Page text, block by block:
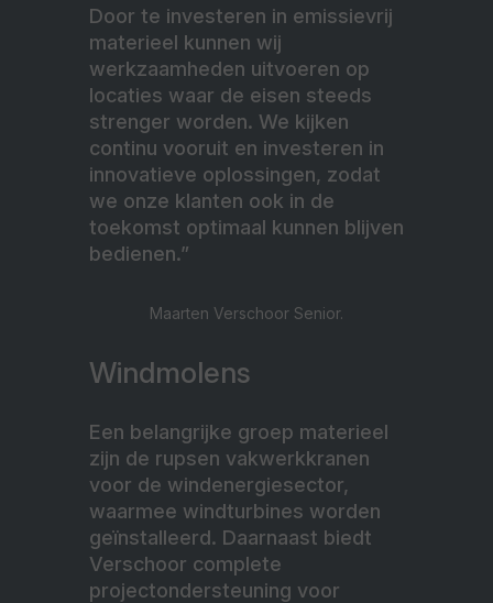
Door te investeren in emissievrij
materieel kunnen wij
werkzaamheden uitvoeren op
locaties waar de eisen steeds
strenger worden. We kijken
continu vooruit en investeren in
innovatieve oplossingen, zodat
we onze klanten ook in de
toekomst optimaal kunnen blijven
bedienen.”
Maarten Verschoor Senior.
Windmolens
Een belangrijke groep materieel
zijn de rupsen vakwerkkranen
voor de windenergiesector,
waarmee windturbines worden
geïnstalleerd. Daarnaast biedt
Verschoor complete
projectondersteuning voor